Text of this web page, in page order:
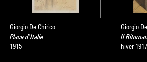
Giorgio De Chirico
Place d'Italie
1915
Giorgio
Il
hiver